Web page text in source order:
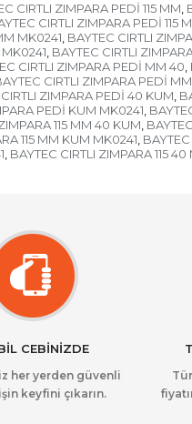
CIRTLI ZIMPARA PEDİ 115 MM,
CIRTLI ZIMPARA PEDİ 115
MK0241, BAYTEC CIRTLI
, BAYTEC CIRTLI
CIRTLI ZIMPARA PEDİ MM 40,
CIRTLI ZIMPARA PEDİ
ZIMPARA PEDİ 40 KUM,
PEDİ KUM MK0241,
115 MM 40 KUM,
115 MM KUM MK0241,
, BAYTEC CIRTLI ZIMPARA 115 40
CEBİNİZDE
her yerden güvenli
keyfini çıkarın.